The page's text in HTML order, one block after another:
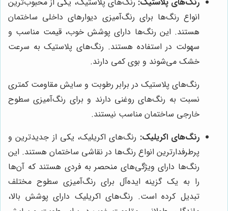
انواع رنگ‌ها برای رنگ‌آمیزی دیوارهای داخلی ساختمان
هستند. این رنگ‌ها دارای پوشش خوب، قیمت مناسب و
سهولت در استفاده هستند. رنگ‌های پلاستیک به سرعت
خشک می‌شوند و بوی کمی دارند.
رنگ‌های پلاستیک در برابر رطوبت و سایش مقاومت کمتری
نسبت به رنگ‌های روغنی دارند و برای رنگ‌آمیزی سطوح
خارجی ساختمان مناسب نیستند.
رنگ‌های اکریلیک: رنگ‌های اکریلیک، یکی از جدیدترین و
پرطرفدارترین انواع رنگ‌ها در نقاشی ساختمان هستند. این
رنگ‌ها دارای ویژگی‌های منحصر به فردی هستند که آن‌ها
را به یک گزینه ایده‌آل برای رنگ‌آمیزی سطوح مختلف
تبدیل کرده است. رنگ‌های اکریلیک دارای پوشش بالا،